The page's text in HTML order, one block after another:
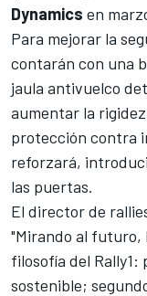
Dynamics en
Para mejorar la
contarán con una
jaula antivuelco
aumentar la
protección contra
reforzará,
las puertas.
El director de
"Mirando al futuro,
filosofía del
sostenible;